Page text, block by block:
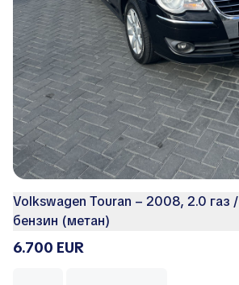
Volkswagen Touran – 2008, 2.0 газ /
бензин (метан)
6.700 EUR